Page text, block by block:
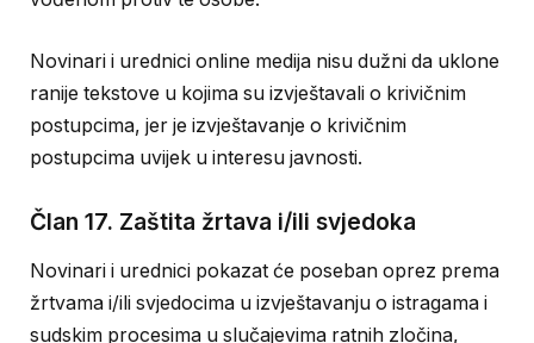
Novinari i urednici online medija nisu dužni da uklone
ranije tekstove u kojima su izvještavali o krivičnim
postupcima, jer je izvještavanje o krivičnim
postupcima uvijek u interesu javnosti.
Član 17. Zaštita žrtava i/ili svjedoka
Novinari i urednici pokazat će poseban oprez prema
žrtvama i/ili svjedocima u izvještavanju o istragama i
sudskim procesima u slučajevima ratnih zločina,